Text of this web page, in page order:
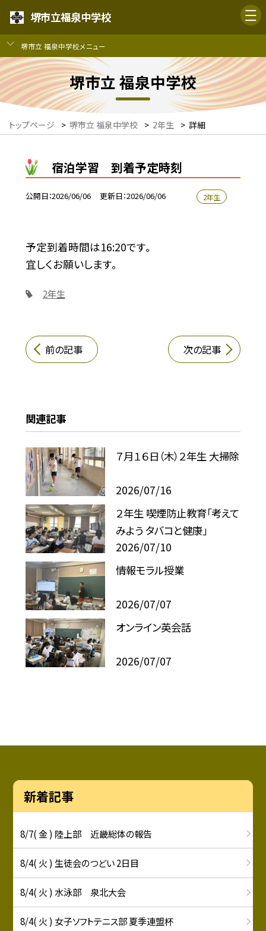
堺市立福泉中学校
堺市立 福泉中学校メニュー
堺市立 福泉中学校
トップページ > 堺市立 福泉中学校 > 2年生 > 詳細
宿泊学習 到着予定時刻
公開日 2026/06/06 更新日 2026/06/06 2年生
予定到着時間は16:20です。
宜しくお願いします。
2年生
前の記事 次の記事
関連記事
７月１６日（木）２年生 大掃除
2026/07/16
２年生 喫煙防止教育「考えて
みよう タバコと健康」
2026/07/10
情報モラル授業
2026/07/07
オンライン英会話
2026/07/07
新着記事
8/7( 金 ) 陸上部 近畿総体の報告
8/4( 火 ) 生徒会のつどい 2日目
8/4( 火 ) 水泳部 泉北大会
8/4( 火 ) 女子ソフトテニス部 夏季連盟杯